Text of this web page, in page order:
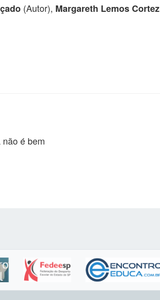
(Autor), Margareth Lemos Cortez
é bem